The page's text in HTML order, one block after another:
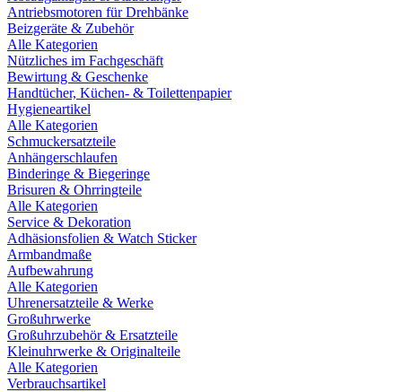
Antriebsmotoren für Drehbänke
Beizgeräte & Zubehör
Alle Kategorien
Nützliches im Fachgeschäft
Bewirtung & Geschenke
Handtücher, Küchen- & Toilettenpapier
Hygieneartikel
Alle Kategorien
Schmuckersatzteile
Anhängerschlaufen
Binderinge & Biegeringe
Brisuren & Ohrringteile
Alle Kategorien
Service & Dekoration
Adhäsionsfolien & Watch Sticker
Armbandmaße
Aufbewahrung
Alle Kategorien
Uhrenersatzteile & Werke
Großuhrwerke
Großuhrzubehör & Ersatzteile
Kleinuhrwerke & Originalteile
Alle Kategorien
Verbrauchsartikel